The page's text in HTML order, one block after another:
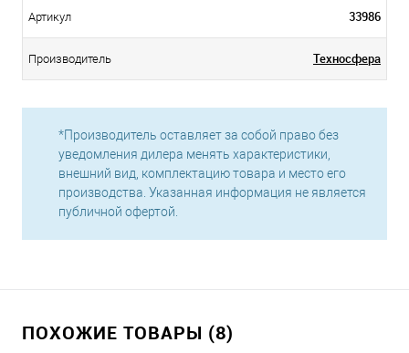
Артикул 33986
Производитель Техносфера
*Производитель оставляет за собой право без
уведомления дилера менять характеристики,
внешний вид, комплектацию товара и место его
производства. Указанная информация не является
публичной офертой.
ПОХОЖИЕ ТОВАРЫ (8)